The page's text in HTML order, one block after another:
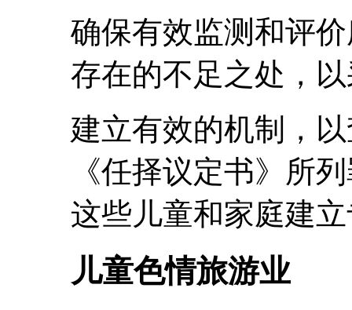
确保有效监测和评
存在的不足之处，
建立有效的机制，
《任择议定书》所
这些儿童和家庭建
儿童色情旅游业